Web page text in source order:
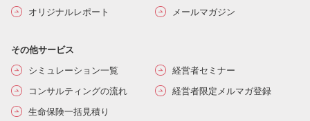
オリジナルレポート メールマガジン
その他サービス
シミュレーション一覧
経営者セミナー
コンサルティングの流れ
経営者限定メルマガ登録
生命保険一括見積り